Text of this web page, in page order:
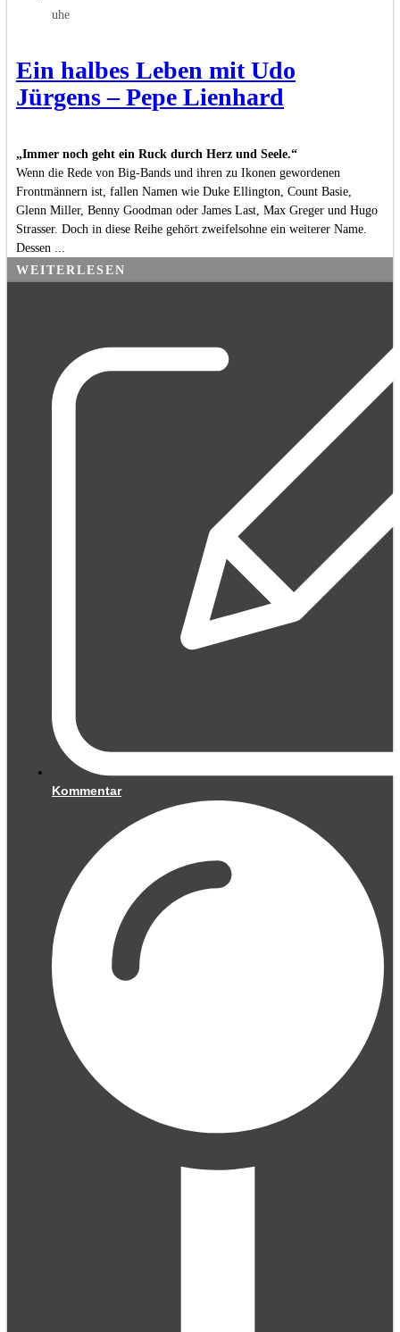
uhe
Ein halbes Leben mit Udo
Jürgens – Pepe Lienhard
„Immer noch geht ein Ruck durch Herz und Seele.“
Wenn die Rede von Big-Bands und ihren zu Ikonen gewordenen
Frontmännern ist, fallen Namen wie Duke Ellington, Count Basie,
Glenn Miller, Benny Goodman oder James Last, Max Greger und Hugo
Strasser. Doch in diese Reihe gehört zweifelsohne ein weiterer Name.
Dessen ...
WEITERLESEN
Kommentar